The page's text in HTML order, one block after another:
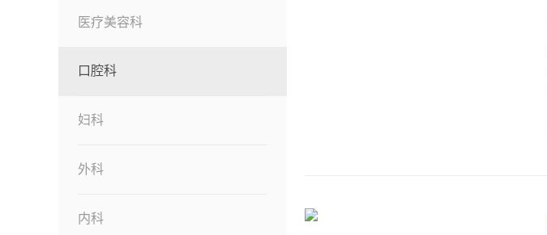
医疗美容科
口腔科
妇科
外科
内科